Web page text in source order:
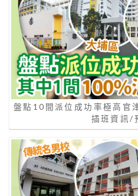
盤點10間派位成功率極高官
插班資訊/